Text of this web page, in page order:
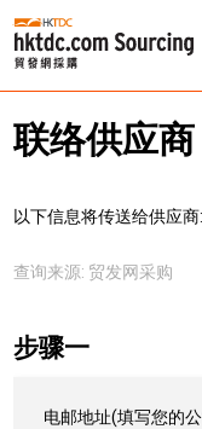
联络供应商
以下信息将传送给供应商:
查询来源: 贸发网采购
步骤一
电邮地址(填写您的